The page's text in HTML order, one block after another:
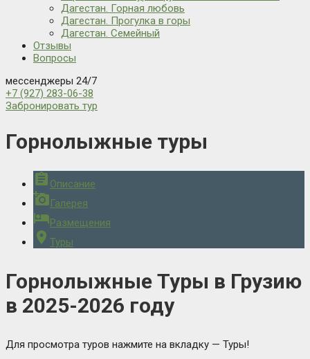
Дагестан. Горная любовь
Дагестан. Прогулка в горы
Дагестан. Семейный
Отзывы
Вопросы
мессенджеры 24/7
+7 (927) 283-06-38
Забронировать тур
Горнолыжные туры
assignment Описание
add_a_photoГалерея
hotelРазмещения
location_on Туры
Горнолыжные Туры в Грузию
в 2025-2026 году
Для просмотра туров нажмите на вкладку — Туры!